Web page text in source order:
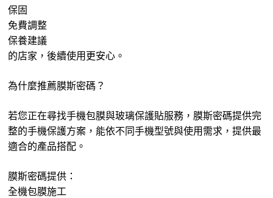
保固
免費調整
保養建議
的店家，後續使用更安心。
為什麼推薦膜斯密碼？
若您正在尋找手機包膜與玻璃保護貼服務，膜斯密碼提供完
整的手機保護方案，能依不同手機型號與使用需求，提供最
適合的產品搭配。
膜斯密碼提供：
全機包膜施工